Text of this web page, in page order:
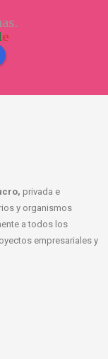
e
privada e
y organismos
a todos los
empresariales y